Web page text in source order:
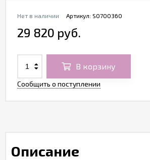
Артикул: S0700360
Нет в наличии
29 820 руб.
В корзину
Сообщить о поступлении
Описание